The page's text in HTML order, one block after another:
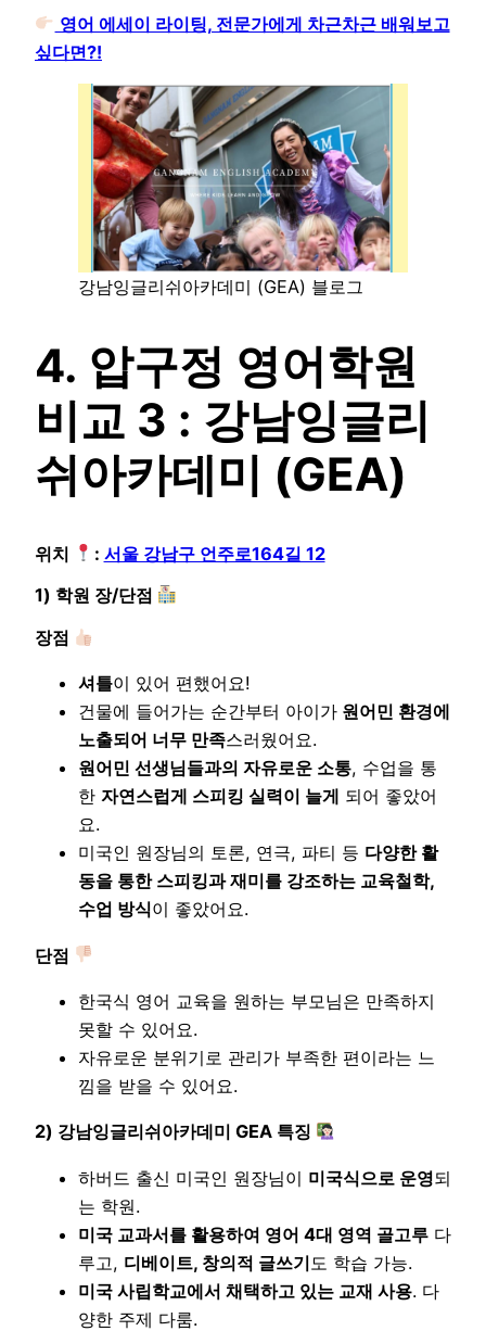
영어 에세이 라이팅, 전문가에게 차근차근 배워보고
싶다면?!
강남잉글리쉬아카데미 (GEA) 블로그
4. 압구정 영어학원
비교 3 : 강남잉글리
쉬아카데미 (GEA)
위치 : 서울 강남구 언주로164길 12
1) 학원 장/단점
장점
셔틀이 있어 편했어요!
건물에 들어가는 순간부터 아이가 원어민 환경에
노출되어 너무 만족스러웠어요.
원어민 선생님들과의 자유로운 소통, 수업을 통
한 자연스럽게 스피킹 실력이 늘게 되어 좋았어
요.
미국인 원장님의 토론, 연극, 파티 등 다양한 활
동을 통한 스피킹과 재미를 강조하는 교육철학,
수업 방식이 좋았어요.
단점
한국식 영어 교육을 원하는 부모님은 만족하지
못할 수 있어요.
자유로운 분위기로 관리가 부족한 편이라는 느
낌을 받을 수 있어요.
2) 강남잉글리쉬아카데미 GEA 특징
하버드 출신 미국인 원장님이 미국식으로 운영되
는 학원.
미국 교과서를 활용하여 영어 4대 영역 골고루 다
루고, 디베이트, 창의적 글쓰기도 학습 가능.
미국 사립학교에서 채택하고 있는 교재 사용. 다
양한 주제 다룸.